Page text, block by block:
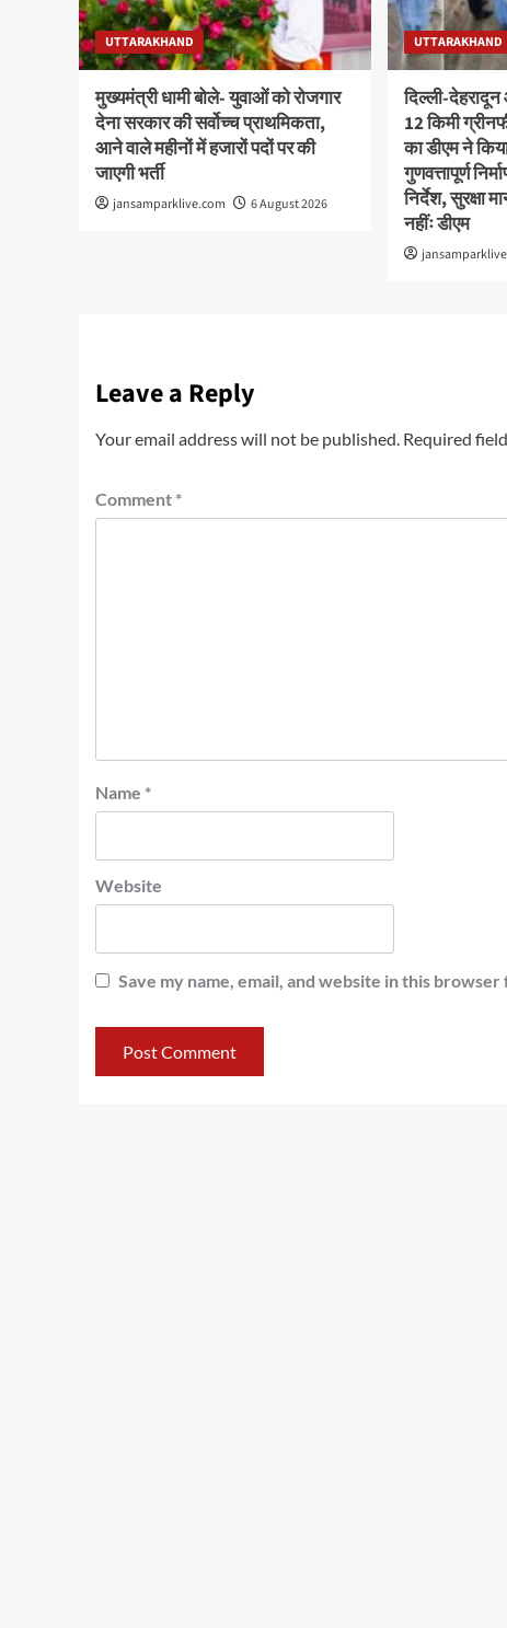
UTTARAKHAND
मुख्यमंत्री धामी बोले- युवाओं को रोजगार
देना सरकार की सर्वोच्च प्राथमिकता,
आने वाले महीनों में हजारों पदों पर की
जाएगी भर्ती
jansamparklive.com 6 August 2026
UTTARAKHAND
दिल्ली-
12 किमी
का डीएम ने
गुणवत्तापूर्ण
निर्देश, सुरक्षा
नहींः डीएम
Leave a Reply
Your email address will not be published. Required
Comment *
Name *
Website
Save my name, email, and website in this